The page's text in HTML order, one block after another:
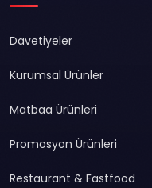
Davetiyeler
Kurumsal Ürünler
Matbaa Ürünleri
Promosyon Ürünleri
Restaurant & Fastfood